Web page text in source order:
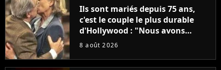
Ils sont mariés depuis 75 ans,
c'est le couple le plus durable
d'Hollywood : "Nous avons
avancé jour après jour, et les
décennies"
8 août 2026